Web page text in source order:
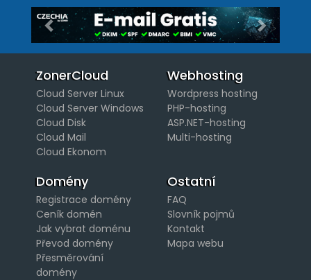
Předchozí Další
ZonerCloud
Cloud Server Linux
Cloud Server Windows
Cloud Disk
Cloud Mail
Cloud Ekonom
Webhosting
Wordpress hosting
PHP-hosting
ASP.NET-hosting
Multi-hosting
Domény
Registrace domény
Ceník domén
Jak vybrat doménu
Převod domény
Přesměrování
domény
Ostatní
FAQ
Slovník pojmů
Kontakt
Mapa webu